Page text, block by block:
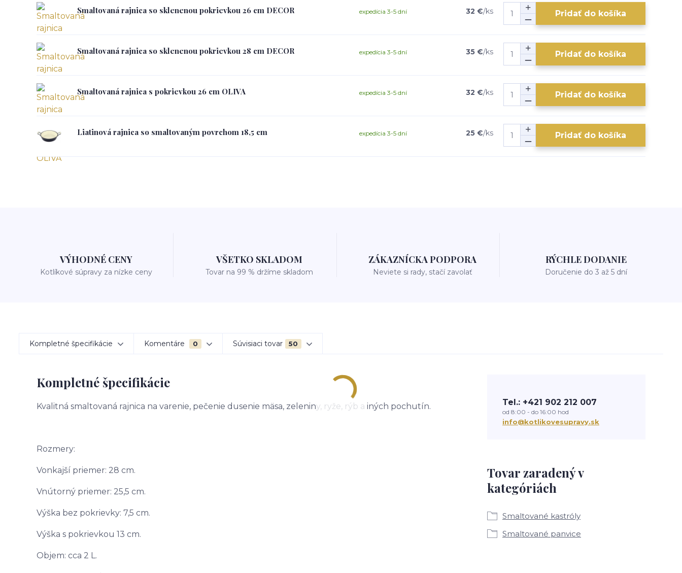
Smaltovaná rajnica so sklenenou pokrievkou 26 cm DECOR 32 €/ks
expedícia 3-5 dní Pridať do košíka
Smaltovaná rajnica so sklenenou pokrievkou 28 cm DECOR 35 €/ks
expedícia 3-5 dní Pridať do košíka
Smaltovaná rajnica s pokrievkou 26 cm OLIVA 32 €/ks
expedícia 3-5 dní Pridať do košíka
Liatinová rajnica so smaltovaným povrchom 18,5 cm 25 €/ks
expedícia 3-5 dní Pridať do košíka
VÝHODNÉ CENY
Kotlíkové súpravy za nízke ceny
VŠETKO SKLADOM
Tovar na 99 % držíme skladom
ZÁKAZNÍCKA PODPORA
Neviete si rady, stačí zavolať
RÝCHLE DODANIE
Doručenie do 3 až 5 dní
Kompletné špecifikácie Komentáre 0 Súvisiaci tovar 50
Kompletné špecifikácie
Kvalitná smaltovaná rajnica na varenie, pečenie dusenie mäsa, zeleniny, ryže, rýb a iných pochutín.
Rozmery:
Vonkajší priemer: 28 cm.
Vnútorný priemer: 25,5 cm.
Výška bez pokrievky: 7,5 cm.
Výška s pokrievkou 13 cm.
Objem: cca 2 L.
Tovar zaradený v
kategóriách
Smaltované kastróly
Smaltované panvice
Tel.: +421 902 212 007
od 8:00 - do 16:00 hod
info@kotlikovesupravy.sk